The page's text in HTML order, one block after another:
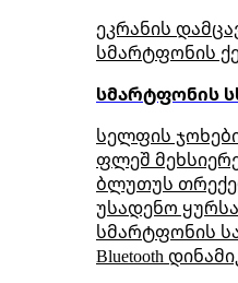
ეკრანის
სმარტფონის
სმარტფონის
სელფის
ფლეშ
ბლუთუს
უსადენო
სმარტფონის
Bluetooth